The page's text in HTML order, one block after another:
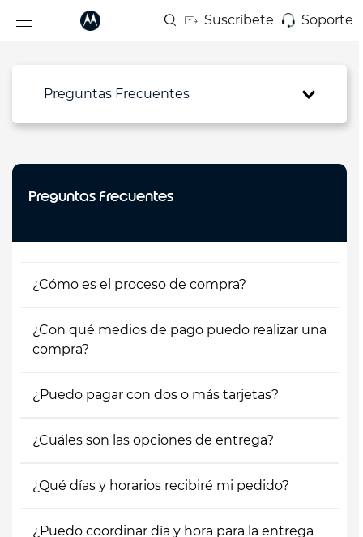
Suscríbete Soporte
Preguntas Frecuentes
Preguntas Frecuentes
¿Cómo es el proceso de compra?
¿Con qué medios de pago puedo realizar una
compra?
¿Puedo pagar con dos o más tarjetas?
¿Cuáles son las opciones de entrega?
¿Qué días y horarios recibiré mi pedido?
¿Puedo coordinar día y hora para la entrega